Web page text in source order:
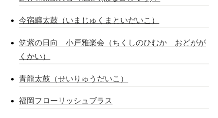
今宿纒太鼓（いまじゅくまといだいこ）
筑紫の日向 小戸雅楽会（ちくしのひむか おどがが
くかい）
青龍太鼓（せいりゅうだいこ）
福岡フローリッシュブラス